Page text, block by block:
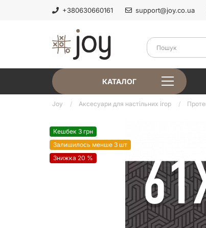
+380630660161 support@joy.co.ua
КАТАЛОГ
Joy Аксесуари для настільних ігор
Кешбек 3 грн
Залишилось менше 3 шт
Знижка 20 %